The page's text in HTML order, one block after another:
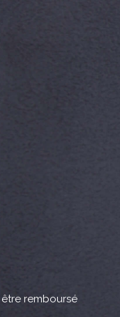
remboursé